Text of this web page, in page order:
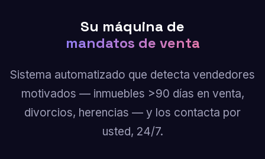
Su máquina de
mandatos de venta
Sistema automatizado que detecta vendedores
motivados — inmuebles >90 días en venta,
divorcios, herencias — y los contacta por
usted, 24/7.